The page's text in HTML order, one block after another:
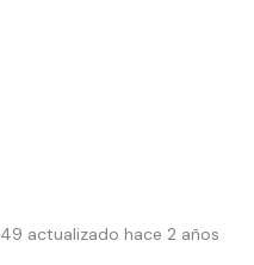
actualizado hace 2 años